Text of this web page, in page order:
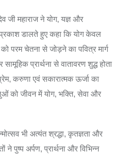
जी महाराज ने योग, यज्ञ और
डालते हुए कहा कि योग केवल
परम चेतना से जोड़ने का पवित्र मार्ग
प्रार्थना से वातावरण शुद्ध होता
करुणा एवं सकारात्मक ऊर्जा का
को जीवन में योग, भक्ति, सेवा और
भी अत्यंत श्रद्धा, कृतज्ञता और
पुष्प अर्पण, प्रार्थना और विभिन्न